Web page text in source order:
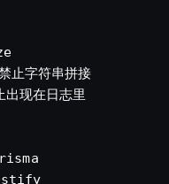
什么更好的方案？"
不执行代码但分析能
止字符串拼接
现在日志里